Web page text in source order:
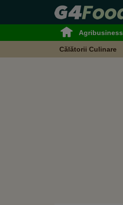
Agribusiness
Călătorii Culinare